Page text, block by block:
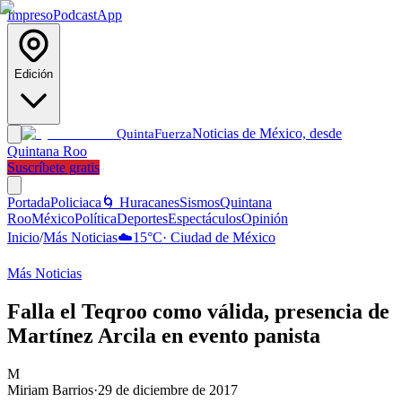
ImpresoPodcastApp
Edición
QuintaFuerzaNoticias de México, desde
Quintana Roo
Suscríbete gratis
PortadaPoliciaca 🌀 HuracanesSismosQuintana
RooMéxicoPolíticaDeportesEspectáculosOpinión
Inicio/Más Noticias☁️15°C· Ciudad de México
Más Noticias
Falla el Teqroo como válida, presencia de
Martínez Arcila en evento panista
M
Miriam Barrios·29 de diciembre de 2017